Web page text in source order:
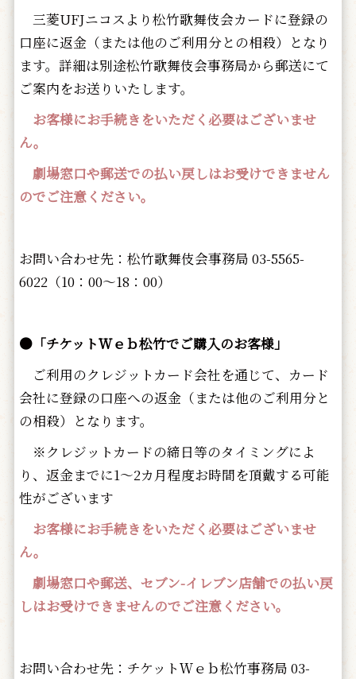
三菱UFJニコスより松竹歌舞伎会カードに登録の
口座に返金（または他のご利用分との相殺）となり
ます。詳細は別途松竹歌舞伎会事務局から郵送にて
ご案内をお送りいたします。
お客様にお手続きをいただく必要はございませ
ん。
劇場窓口や郵送での払い戻しはお受けできません
のでご注意ください。
お問い合わせ先：松竹歌舞伎会事務局 03-5565-
6022（10：00～18：00）
●「チケットＷｅｂ松竹でご購入のお客様」
ご利用のクレジットカード会社を通じて、カード
会社に登録の口座への返金（または他のご利用分と
の相殺）となります。
※クレジットカードの締日等のタイミングによ
り、返金までに1～2カ月程度お時間を頂戴する可能
性がございます
お客様にお手続きをいただく必要はございませ
ん。
劇場窓口や郵送、セブン-イレブン店舗での払い戻
しはお受けできませんのでご注意ください。
お問い合わせ先：チケットＷｅｂ松竹事務局 03-